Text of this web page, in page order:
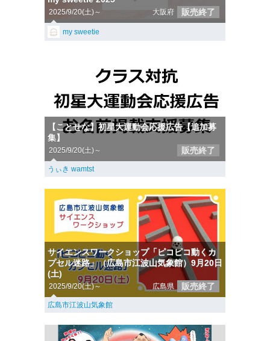
2025/9/20(土)～ 大阪府 販売終了
my sweetie
【ことせな】初星大運動会応援広告【追加募
集】
2025/9/20(土)～ 販売終了
うぃき wamtst
サイエンスワークショップ「ピコピコ動くカ
プセル迷路」（広島市江波山気象館）9月20日
(土)
2025/9/20(土)～ 広島県 販売終了
広島市江波山気象館